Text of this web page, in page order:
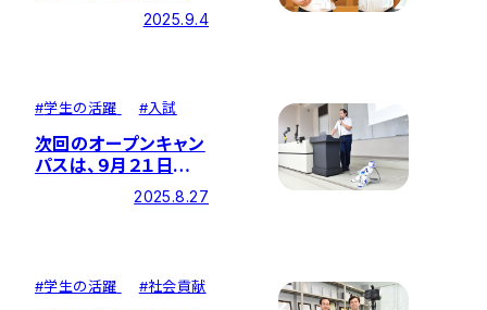
2025.9.4
#学生の活躍 #入試
次回のオープンキャン
パスは、９月２１日
2025.8.27
#学生の活躍 #社会貢献